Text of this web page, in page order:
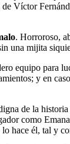
Víctor
. Horroroso,
una mijita
equipo para
y en
de la
como
hace él, tal y